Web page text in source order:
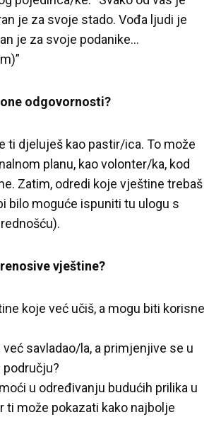
je za svoje stado. Vođa ljudi je
je za svoje podanike…
odgovornosti?
ti djeluješ kao pastir/ica. To može
planu, kao volonter/ka, kod
Zatim, odredi koje vještine trebaš
bilo moguće ispuniti tu ulogu s
vještine?
koje već učiš, a mogu biti korisne
savladao/la, a primjenjive se u
u određivanju budućih prilika u
ti može pokazati kako najbolje